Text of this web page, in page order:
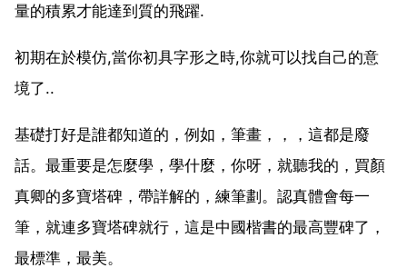
量的積累才能達到質的飛躍.
初期在於模仿,當你初具字形之時,你就可以找自己的意
境了..
基礎打好是誰都知道的，例如，筆畫，，，這都是廢
話。最重要是怎麼學，學什麼，你呀，就聽我的，買顏
真卿的多寶塔碑，帶詳解的，練筆劃。認真體會每一
筆，就連多寶塔碑就行，這是中國楷書的最高豐碑了，
最標準，最美。